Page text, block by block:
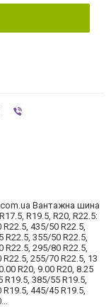
Вантажна шина
R19.5, R20, R22.5:
435/50 R22.5,
355/50 R22.5,
295/80 R22.5,
255/70 R22.5, 13
R20, 9.00 R20, 8.25
385/55 R19.5,
445/45 R19.5,